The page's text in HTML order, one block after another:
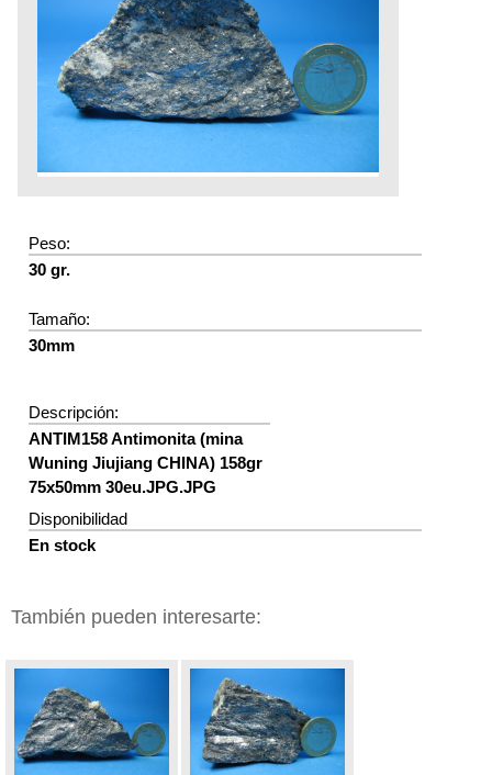
Peso:
30 gr.
Tamaño:
30mm
Descripción:
ANTIM158 Antimonita (mina
Wuning Jiujiang CHINA) 158gr
75x50mm 30eu.JPG.JPG
Disponibilidad
En stock
También pueden interesarte:
ANTIMONITA ANTIMONITA